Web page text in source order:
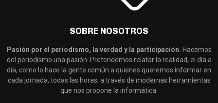
SOBRE NOSOTROS
Pasión por el periodismo, la verdad y la participación. Hacemos
del periodismo una pasión. Pretendemos relatar la realidad, el día a
día, como lo hace la gente común a quienes queremos informar en
cada jornada, todas las horas, a través de modernas herramientas
que nos propone la informática.